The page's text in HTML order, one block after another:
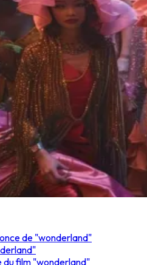
de "wonderland"
film "wonderland"